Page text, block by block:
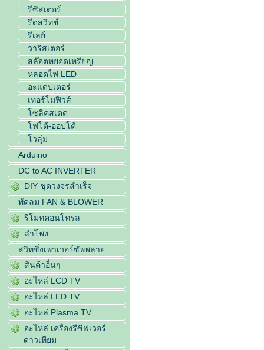
รีซิสเตอร์
รีดสวิทช์
รีเลย์
วาริสเตอร์
สล๊อตหยอดเหรียญ
หลอดไฟ LED
อะแดปเตอร์
เทอร์โมฟิวส์
โซลิคสเตต
โฟโต้-ออปโต้
โวลุ่ม
Arduino
DC to AC INVERTER
DIY ชุดวงจรสำเร็จ
พัดลม FAN & BLOWER
รีโมทคอนโทรล
ลำโพง
สวิทชิ่งเพาเวอร์ซัพพลาย
สินค้าอื่นๆ
อะไหล่ LCD TV
อะไหล่ LED TV
อะไหล่ Plasma TV
อะไหล่ เครื่องรีซีฟเวอร์
ดาวเทียม